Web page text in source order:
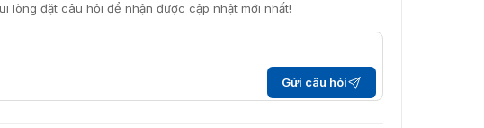
lòng đặt câu hỏi để nhận được cập nhật mới nhất!
Gửi câu hỏi